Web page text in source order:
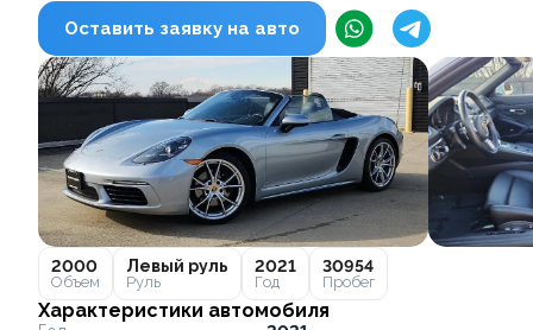
Оставить заявку на авто
2000
Объем
Левый руль
Руль
2021
Год
30954
Пробег
Характеристики автомобиля